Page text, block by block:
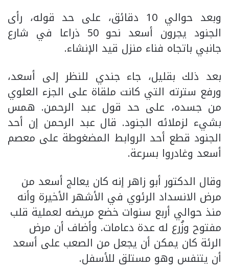
وبعد حوالي 10 دقائق، على حد قوله، رأى
الجنود يجرون أسعد نحو 50 ذراعا في شارع
جانبي باتجاه فناء منزل قيد الإنشاء.
بعد ذلك بقليل، جاء جندي للنظر إلى أسعد،
ورفع سترته التي كانت ملقاة على الجزء العلوي
من جسده، على حد قول عبد الرحمن. همس
بشيء لزملائه الجنود. قال عبد الرحمن إن أحد
الجنود قطع أحد الروابط المضغوطة على معصم
أسعد وغادروا بسرعة.
وقال الدكتور أبو زاهر إنه كان يعالج أسعد من
مرض الانسداد الرئوي في الأشهر الأخيرة وأنه
منذ حوالي أربع سنوات خضع مريضه لعملية قلب
مفتوح وزُرع له عدة دعامات. وأضاف أن مرض
الرئة كان يمكن أن يجعل من الصعب على أسعد
أن يتنفس وهو مستلق للأسفل.